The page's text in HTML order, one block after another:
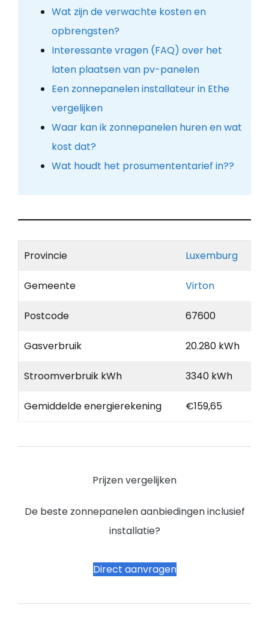
Wat zijn de verwachte kosten en
opbrengsten?
Interessante vragen (FAQ) over het
laten plaatsen van pv-panelen
Een zonnepanelen installateur in Ethe
vergelijken
Waar kan ik zonnepanelen huren en wat
kost dat?
Wat houdt het prosumententarief in??
Provincie Luxemburg
Gemeente Virton
Postcode 67600
Gasverbruik 20.280 kWh
Stroomverbruik kWh 3340 kWh
Gemiddelde energierekening €159,65
Prijzen vergelijken
De beste zonnepanelen aanbiedingen inclusief
installatie?
Direct aanvragen